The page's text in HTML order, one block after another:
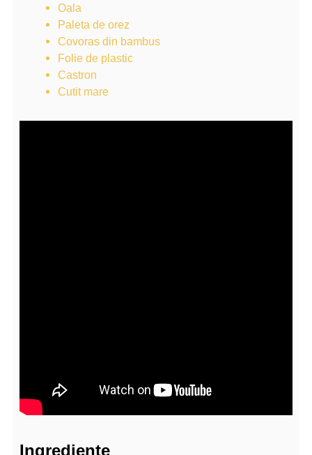
Oala
Paleta de orez
Covoras din bambus
Folie de plastic
Castron
Cutit mare
Ingrediente